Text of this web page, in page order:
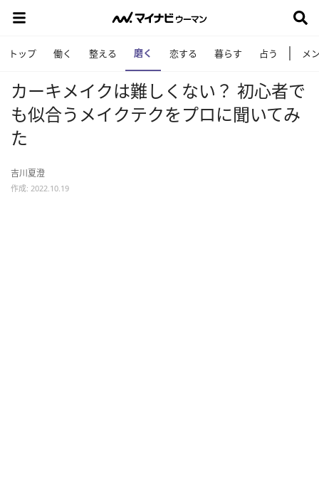
トップ 働く 整える 磨く 恋する 暮らす 占う メ
カーキメイクは難しくない？ 初心者で
も似合うメイクテクをプロに聞いてみ
た
吉川夏澄
作成: 2022.10.19